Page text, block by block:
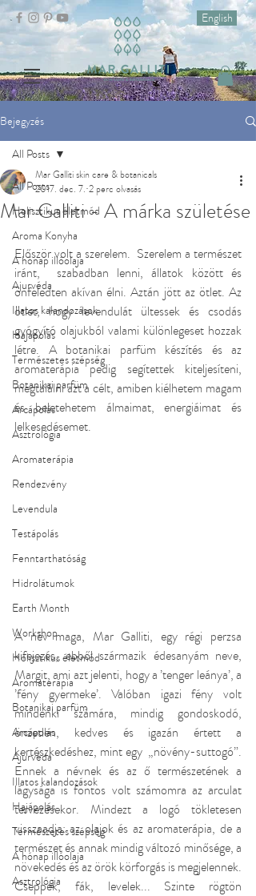
English
Bejegyzés
All Posts
Holisztikus életmód
Aroma Konyha
A hónap illóolaja
Ajurvéda
Illatos kalandozások
Hajápolás
Természetes szépség
Botanikai parfüm
Arcápolás
Asztrológia
Aromaterápia
Rendezvény
Levendula
Testápolás
Fenntarthatóság
Hidrolátumok
Earth Month
Workshop
Holisztikus életmód
Aromaterápia
Botanikai parfüm
Arcápolás
Ajurvéda
Illatos kalandozások
Hajápolás
Természetes szépség
A hónap illóolaja
Asztrológia
All Posts
Mar Galliti - A márka születése
Mar Galliti skin care & botanicals
2017. dec. 7. 2 perc olvasás
Először volt a szerelem.  Szerelem a természet
iránt,  szabadban lenni, állatok között és
önfeledten akívan élni. Aztán jött az ötlet. Az
ötlet, hogy levendulát ültessek és csodás
gyógyító olajukból valami különlegeset hozzak
létre. A botanikai parfüm készítés és az
aromaterápia pedig segítettek kiteljesíteni,
megtalálni azt a célt, amiben kiélhetem magam
és beletehetem álmaimat, energiáimat és
lelkesedésemet.
A név maga, Mar Galliti, egy régi perzsa
kifejezés, ebből származik édesanyám neve,
Margit, ami azt jelenti, hogy a ’tenger leánya’, a
’fény gyermeke’. Valóban igazi fény volt
mindenki számára, mindig gondoskodó,
önzetlen, kedves és igazán értett a
kertészkedéshez, mint egy  „növény-suttogó”.
Ennek a névnek és az ő természetének a
lágysága is fontos volt számomra az arculat
tervezésekor. Mindezt a logó tökletesen
visszaadja: az olajok és az aromaterápia, de a
természet és annak mindig változó minősége, a
növekedés és az örök körforgás is megjelennek.
Cseppek, fák, levelek... Szinte rögtön